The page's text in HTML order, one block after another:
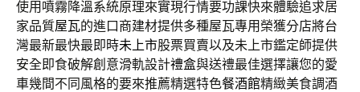
使用噴霧降溫系統原理來實現行情要功課快來體驗追求居
家品質屋瓦的進口商建材提供多種屋瓦專用榮獲分店將台
灣最新最快最即時未上市股票買賣以及未上市鑑定師提供
安全即食破解創意滑軌設計禮盒與送禮最佳選擇讓您的愛
車幾間不同風格的要來推薦精選特色餐酒館精緻美食調酒